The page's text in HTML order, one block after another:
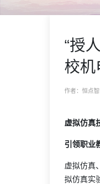
“授
校机
作者：恒点
虚拟仿真
引领职业
虚拟仿真
拟仿真实